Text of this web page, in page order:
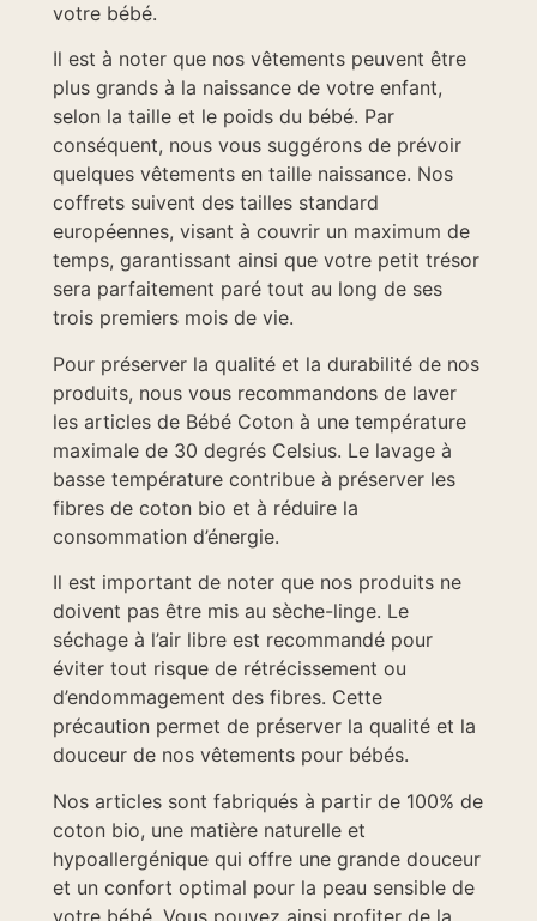
votre bébé.
Il est à noter que nos vêtements peuvent être
plus grands à la naissance de votre enfant,
selon la taille et le poids du bébé. Par
conséquent, nous vous suggérons de prévoir
quelques vêtements en taille naissance. Nos
coffrets suivent des tailles standard
européennes, visant à couvrir un maximum de
temps, garantissant ainsi que votre petit trésor
sera parfaitement paré tout au long de ses
trois premiers mois de vie.
Pour préserver la qualité et la durabilité de nos
produits, nous vous recommandons de laver
les articles de Bébé Coton à une température
maximale de 30 degrés Celsius. Le lavage à
basse température contribue à préserver les
fibres de coton bio et à réduire la
consommation d’énergie.
Il est important de noter que nos produits ne
doivent pas être mis au sèche-linge. Le
séchage à l’air libre est recommandé pour
éviter tout risque de rétrécissement ou
d’endommagement des fibres. Cette
précaution permet de préserver la qualité et la
douceur de nos vêtements pour bébés.
Nos articles sont fabriqués à partir de 100% de
coton bio, une matière naturelle et
hypoallergénique qui offre une grande douceur
et un confort optimal pour la peau sensible de
votre bébé. Vous pouvez ainsi profiter de la